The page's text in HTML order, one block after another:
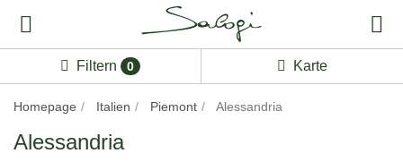
Filtern 0 Karte
Homepage Italien Piemont Alessandria
Alessandria